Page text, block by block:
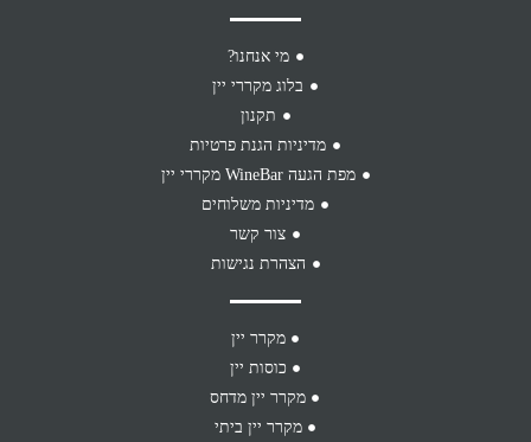
מי אנחנו?
בלוג מקררי יין
תקנון
מדיניות הגנת פרטיות
מפת הגעה WineBar מקררי יין
מדיניות משלוחים
צור קשר
הצהרת נגישות
מקרר יין
כוסות יין
מקרר יין מדחס
מקרר יין ביתי